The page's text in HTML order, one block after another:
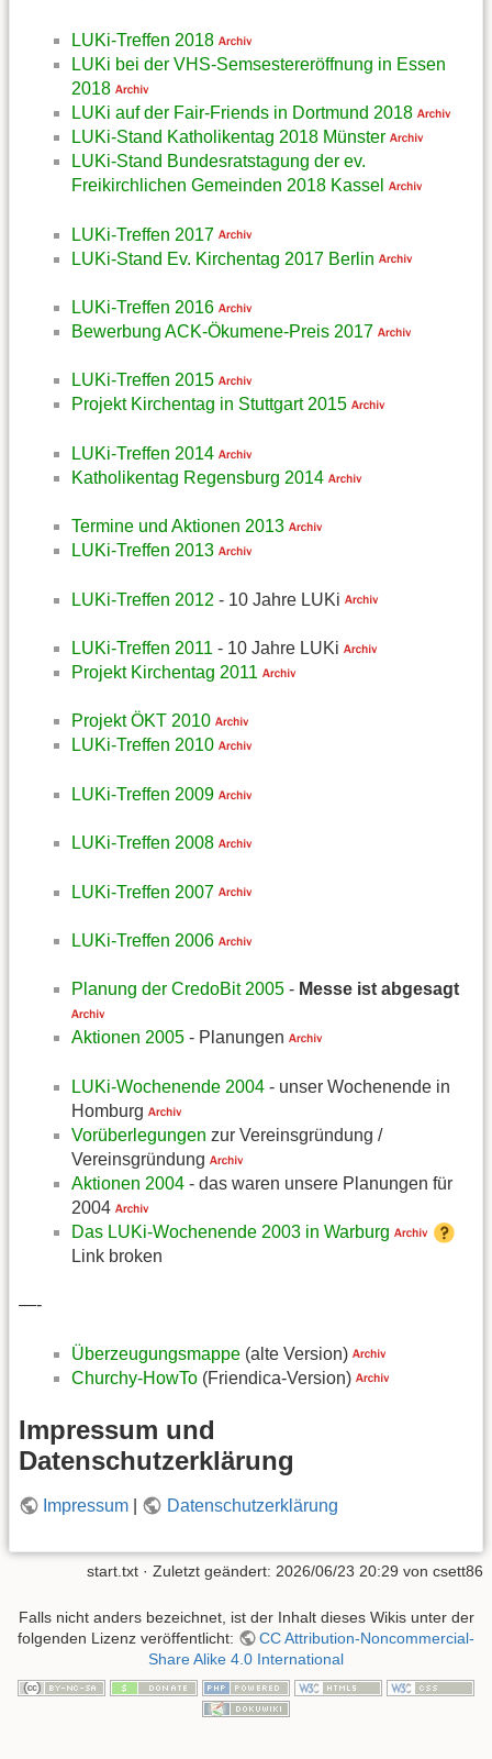
LUKi-Treffen 2018
LUKi bei der VHS-Semsestereröffnung in Essen
2018
LUKi auf der Fair-Friends in Dortmund 2018
LUKi-Stand Katholikentag 2018 Münster
LUKi-Stand Bundesratstagung der ev.
Freikirchlichen Gemeinden 2018 Kassel
LUKi-Treffen 2017
LUKi-Stand Ev. Kirchentag 2017 Berlin
LUKi-Treffen 2016
Bewerbung ACK-Ökumene-Preis 2017
LUKi-Treffen 2015
Projekt Kirchentag in Stuttgart 2015
LUKi-Treffen 2014
Katholikentag Regensburg 2014
Termine und Aktionen 2013
LUKi-Treffen 2013
LUKi-Treffen 2012 - 10 Jahre LUKi
LUKi-Treffen 2011 - 10 Jahre LUKi
Projekt Kirchentag 2011
Projekt ÖKT 2010
LUKi-Treffen 2010
LUKi-Treffen 2009
LUKi-Treffen 2008
LUKi-Treffen 2007
LUKi-Treffen 2006
Planung der CredoBit 2005 - Messe ist abgesagt
Aktionen 2005 - Planungen
LUKi-Wochenende 2004 - unser Wochenende in
Homburg
Vorüberlegungen zur Vereinsgründung /
Vereinsgründung
Aktionen 2004 - das waren unsere Planungen für
2004
Das LUKi-Wochenende 2003 in Warburg
Link broken
—-
Überzeugungsmappe (alte Version)
Churchy-HowTo (Friendica-Version)
Impressum und
Datenschutzerklärung
Impressum Datenschutzerklärung
start.txt · Zuletzt geändert: 2026/06/23 20:29 von csett86
Falls nicht anders bezeichnet, ist der Inhalt dieses Wikis unter der
folgenden Lizenz veröffentlicht:
CC Attribution-Noncommercial-
Share Alike 4.0 International